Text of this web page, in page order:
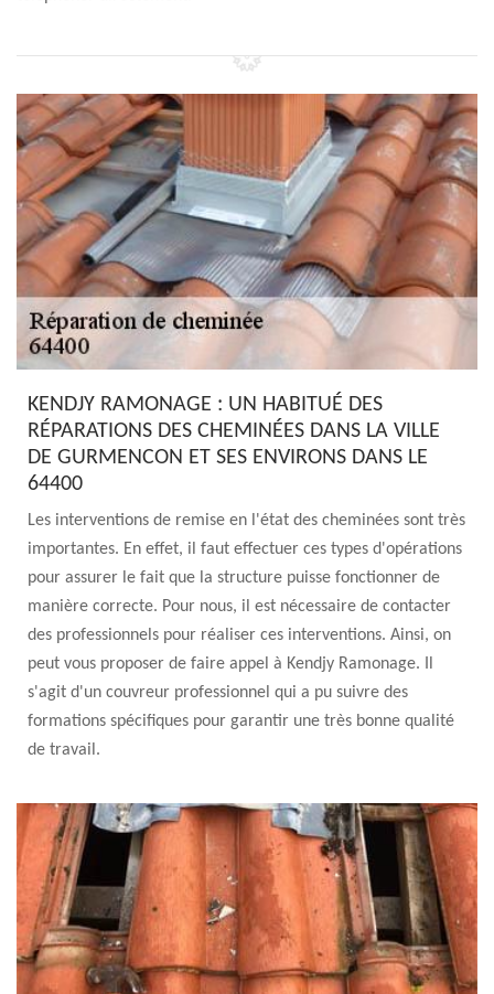
KENDJY RAMONAGE : UN HABITUÉ DES
RÉPARATIONS DES CHEMINÉES DANS LA VILLE
DE GURMENCON ET SES ENVIRONS DANS LE
64400
Les interventions de remise en l'état des cheminées sont très
importantes. En effet, il faut effectuer ces types d'opérations
pour assurer le fait que la structure puisse fonctionner de
manière correcte. Pour nous, il est nécessaire de contacter
des professionnels pour réaliser ces interventions. Ainsi, on
peut vous proposer de faire appel à Kendjy Ramonage. Il
s'agit d'un couvreur professionnel qui a pu suivre des
formations spécifiques pour garantir une très bonne qualité
de travail.